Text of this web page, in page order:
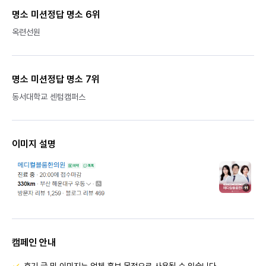
명소 미션정답 명소 6위
옥련선원
명소 미션정답 명소 7위
동서대학교 센텀캠퍼스
이미지 설명
캠페인 안내